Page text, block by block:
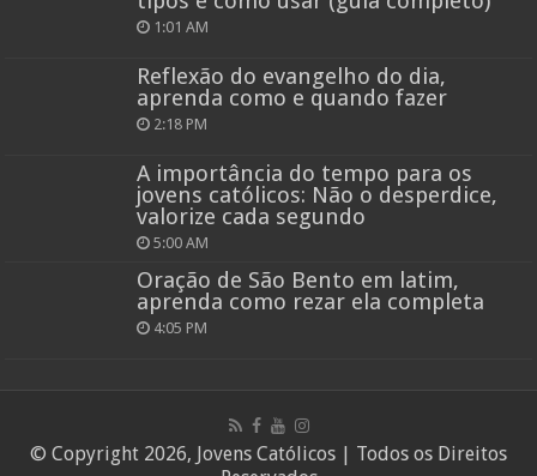
1:01 AM
Reflexão do evangelho do dia,
aprenda como e quando fazer
2:18 PM
A importância do tempo para os
jovens católicos: Não o desperdice,
valorize cada segundo
5:00 AM
Oração de São Bento em latim,
aprenda como rezar ela completa
4:05 PM
© Copyright 2026, Jovens Católicos | Todos os Direitos